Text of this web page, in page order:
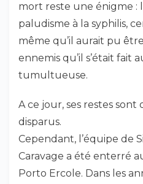
mort reste une énigme :
paludisme à la syphilis,
même qu’il aurait pu
ennemis qu’il s’était fait
tumultueuse.
A ce jour, ses restes
disparus.
Cependant, l’équipe de
Caravage a été enterré
Porto Ercole. Dans les